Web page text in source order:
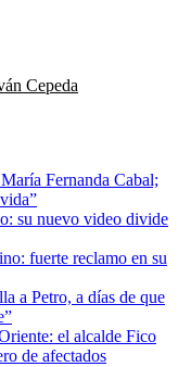
Cepeda
Fernanda Cabal;
su nuevo video divide
fuerte reclamo en su
a Petro, a días de que
el alcalde Fico
de afectados